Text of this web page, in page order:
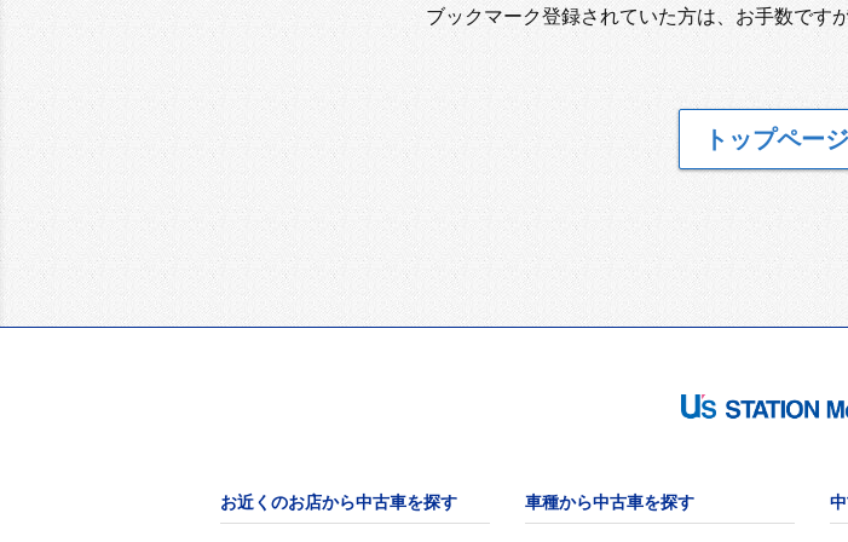
ブックマーク登録されていた方は、お手数です
トップペー
お近くのお店から中古車を探す 車種から中古車を探す